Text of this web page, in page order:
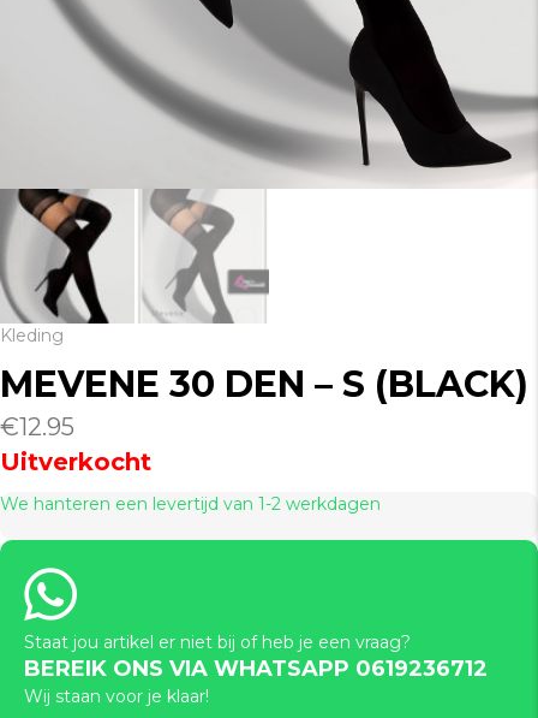
Kleding
MEVENE 30 DEN – S (BLACK)
€12.95
Uitverkocht
We hanteren een levertijd van 1-2 werkdagen
Staat jou artikel er niet bij of heb je een vraag?
BEREIK ONS VIA WHATSAPP 0619236712
Wij staan voor je klaar!